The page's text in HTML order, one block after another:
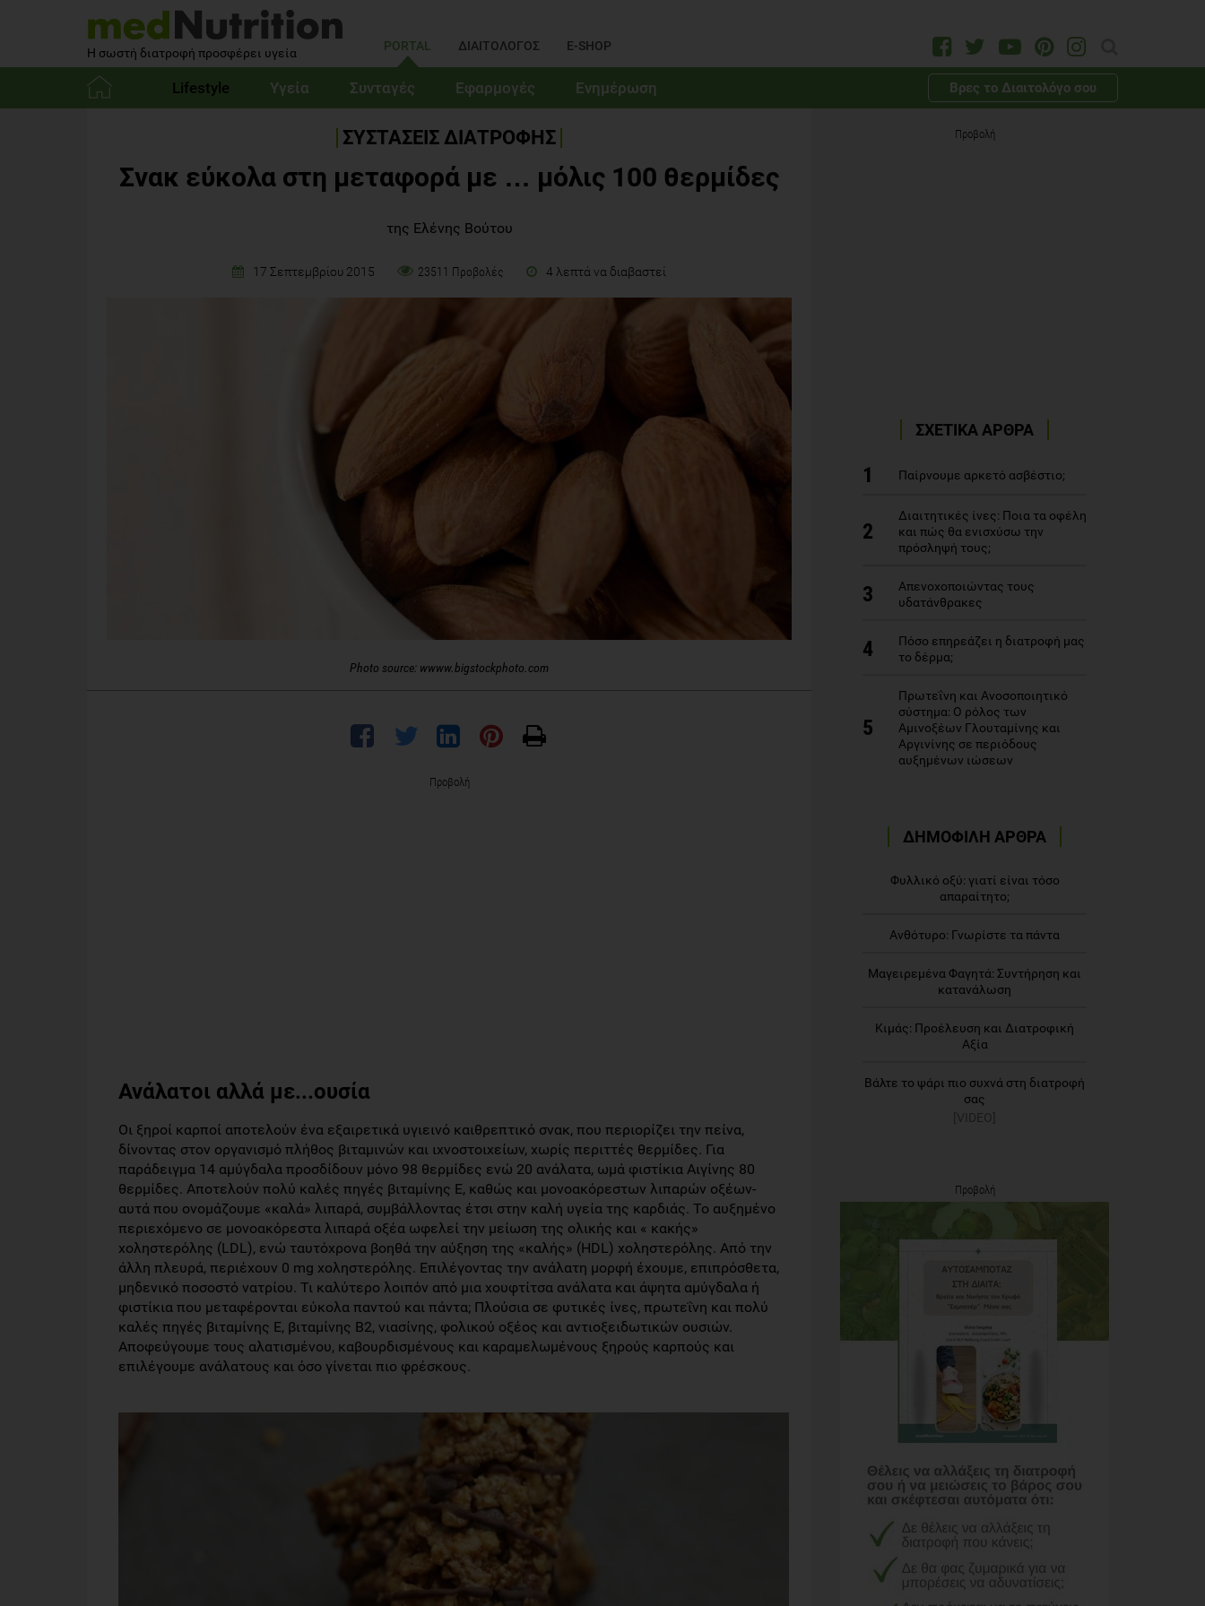
Η σωστή διατροφή προσφέρει υγεία PORTAL ΔΙΑΙΤΟΛΟΓΟΣ E-SHOP
Lifestyle Υγεία Συνταγές Εφαρμογές Ενημέρωση Βρες το Διαιτολόγο σου
ΣΥΣΤΑΣΕΙΣ ΔΙΑΤΡΟΦΗΣ
Σνακ εύκολα στη μεταφορά με … μόλις 100 θερμίδες
της Ελένης Βούτου
17 Σεπτεμβρίου 2015 23511 Προβολές 4 λεπτά να διαβαστεί
Photo source: wwww.bigstockphoto.com
Προβολή
Ανάλατοι αλλά με...ουσία
Οι ξηροί καρποί αποτελούν ένα εξαιρετικά υγιεινό καιθρεπτικό σνακ, που περιορίζει την πείνα,
δίνοντας στον οργανισμό πλήθος βιταμινών και ιχνοστοιχείων, χωρίς περιττές θερμίδες. Για
παράδειγμα 14 αμύγδαλα προσδίδουν μόνο 98 θερμίδες ενώ 20 ανάλατα, ωμά φιστίκια Αιγίνης 80
θερμίδες. Αποτελούν πολύ καλές πηγές βιταμίνης Ε, καθώς και μονοακόρεστων λιπαρών οξέων-
αυτά που ονομάζουμε «καλά» λιπαρά, συμβάλλοντας έτσι στην καλή υγεία της καρδιάς. Το αυξημένο
περιεχόμενο σε μονοακόρεστα λιπαρά οξέα ωφελεί την μείωση της ολικής και « κακής»
χοληστερόλης (LDL), ενώ ταυτόχρονα βοηθά την αύξηση της «καλής» (HDL) χοληστερόλης. Από την
άλλη πλευρά, περιέχουν 0 mg χοληστερόλης. Επιλέγοντας την ανάλατη μορφή έχουμε, επιπρόσθετα,
μηδενικό ποσοστό νατρίου. Τι καλύτερο λοιπόν από μια χουφτίτσα ανάλατα και άψητα αμύγδαλα ή
φιστίκια που μεταφέρονται εύκολα παντού και πάντα; Πλούσια σε φυτικές ίνες, πρωτεΐνη και πολύ
καλές πηγές βιταμίνης Ε, βιταμίνης Β2, νιασίνης, φολικού οξέος και αντιοξειδωτικών ουσιών.
Αποφεύγουμε τους αλατισμένου, καβουρδισμένους και καραμελωμένους ξηρούς καρπούς και
επιλέγουμε ανάλατους και όσο γίνεται πιο φρέσκους.
Προβολή
ΣΧΕΤΙΚΑ ΑΡΘΡΑ
1 Παίρνουμε αρκετό ασβέστιο;
2
Διαιτητικές ίνες: Ποια τα οφέλη
και πώς θα ενισχύσω την
πρόσληψή τους;
3
Απενοχοποιώντας τους
υδατάνθρακες
4
Πόσο επηρεάζει η διατροφή μας
το δέρμα;
5
Πρωτεΐνη και Ανοσοποιητικό
σύστημα: Ο ρόλος των
Αμινοξέων Γλουταμίνης και
Αργινίνης σε περιόδους
αυξημένων ιώσεων
ΔΗΜΟΦΙΛΗ ΑΡΘΡΑ
Φυλλικό οξύ: γιατί είναι τόσο
απαραίτητο;
Ανθότυρο: Γνωρίστε τα πάντα
Μαγειρεμένα Φαγητά: Συντήρηση και
κατανάλωση
Κιμάς: Προέλευση και Διατροφική
Αξία
Βάλτε το ψάρι πιο συχνά στη διατροφή
σας
[VIDEO]
Προβολή